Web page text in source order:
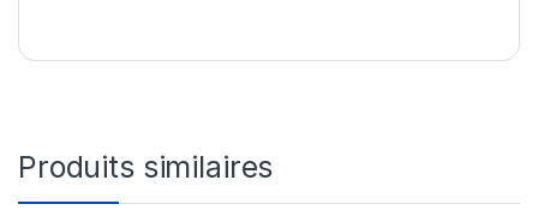
Produits similaires